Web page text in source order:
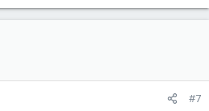
#7